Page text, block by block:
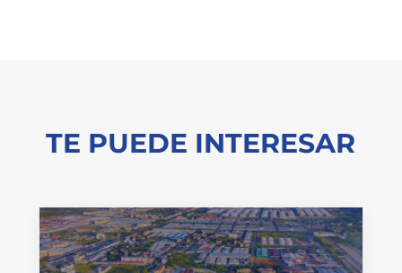
TE PUEDE INTERESAR